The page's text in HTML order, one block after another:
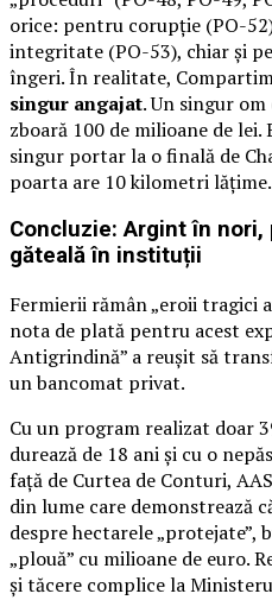
orice: pentru corupție (PO-
integritate (PO-53), chiar și
îngeri. În realitate,
singur angajat. Un singur
zboară 100 de milioane de lei.
singur portar la o finală de
poarta are 10 kilometri lățime.
Concluzie: Argint în
găteală în instituții
Fermierii rămân „eroii tragici
nota de plată pentru acest
Antigrindină” a reușit să
un bancomat privat.
Cu un program realizat doar
durează de 18 ani și cu o
față de Curtea de Conturi,
din lume care demonstrează
despre hectarele „protejate”,
„plouă” cu milioane de euro.
și tăcere complice la